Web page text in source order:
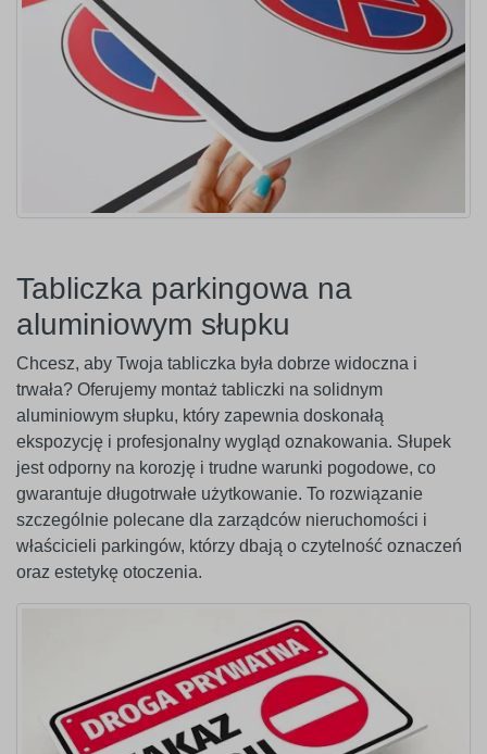
Tabliczka parkingowa na
aluminiowym słupku
Chcesz, aby Twoja tabliczka była dobrze widoczna i
trwała? Oferujemy montaż tabliczki na solidnym
aluminiowym słupku, który zapewnia doskonałą
ekspozycję i profesjonalny wygląd oznakowania. Słupek
jest odporny na korozję i trudne warunki pogodowe, co
gwarantuje długotrwałe użytkowanie. To rozwiązanie
szczególnie polecane dla zarządców nieruchomości i
właścicieli parkingów, którzy dbają o czytelność oznaczeń
oraz estetykę otoczenia.